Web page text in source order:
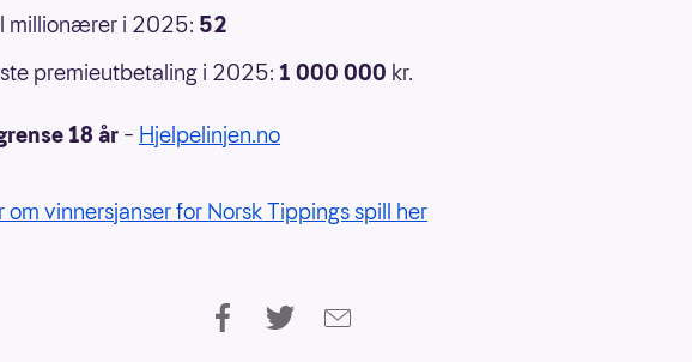
millionærer i 2025: 52
premieutbetaling i 2025: 1 000 000 kr.
18 år – Hjelpelinjen.no
om vinnersjanser for Norsk Tippings spill her